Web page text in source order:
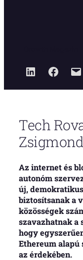
Tech
Az internet és
autonóm
új,
biztosítsanak a
közösségek
szavazhatnak a
hogy
Ethereum
az érdekében.